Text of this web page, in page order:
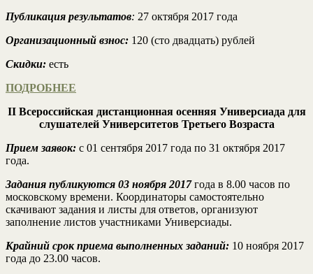
Публикация результатов: 27 октября 2017 года
Организационный взнос: 120 (сто двадцать) рублей
Скидки: есть
ПОДРОБНЕЕ
II Всероссийская дистанционная осенняя Универсиада для
слушателей Университетов Третьего Возраста
Прием заявок: с 01 сентября 2017 года по 31 октября 2017
года.
Задания публикуются 03 ноября 2017года в 8.00 часов по
московскому времени. Координаторы самостоятельно
скачивают задания и листы для ответов, организуют
заполнение листов участниками Универсиады.
Крайний срок приема выполненных заданий: 10 ноября 2017
года до 23.00 часов.